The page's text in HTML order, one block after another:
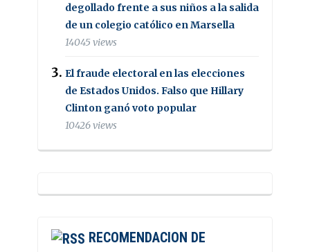
degollado frente a sus niños a la salida
de un colegio católico en Marsella
14045 views
El fraude electoral en las elecciones
de Estados Unidos. Falso que Hillary
Clinton ganó voto popular
10426 views
RECOMENDACION DE